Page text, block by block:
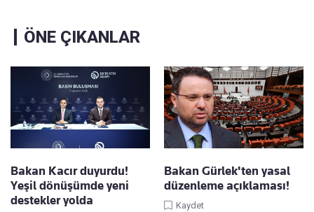
ÖNE ÇIKANLAR
Bakan Kacır duyurdu!
Yeşil dönüşümde yeni
destekler yolda
Bakan Gürlek'ten yasal
düzenleme açıklaması!
Kaydet